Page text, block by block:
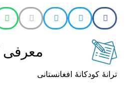
معرفی
ترانۀ کودکانۀ افغانستانی